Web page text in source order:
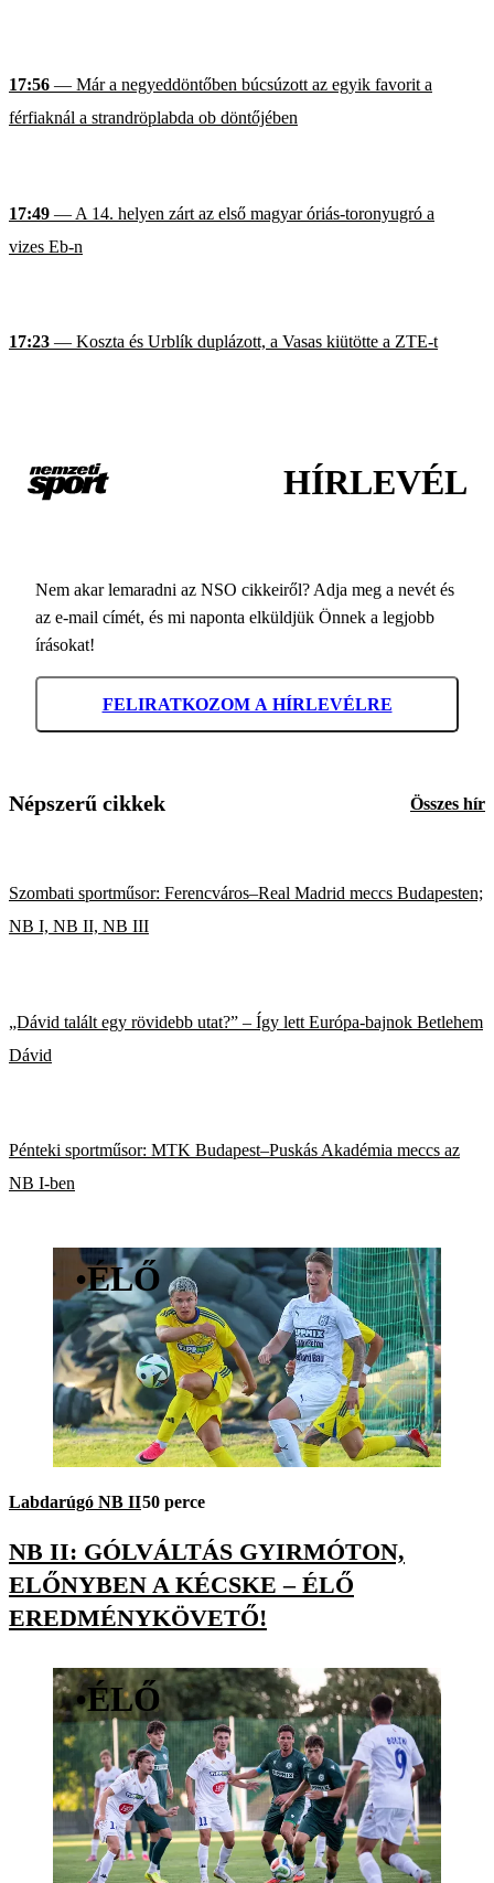
17:56 — Már a negyeddöntőben búcsúzott az egyik favorit a
férfiaknál a strandröplabda ob döntőjében
17:49 — A 14. helyen zárt az első magyar óriás-toronyugró a
vizes Eb-n
17:23 — Koszta és Urblík duplázott, a Vasas kiütötte a ZTE-t
HÍRLEVÉL
Nem akar lemaradni az NSO cikkeiről? Adja meg a nevét és
az e-mail címét, és mi naponta elküldjük Önnek a legjobb
írásokat!
FELIRATKOZOM A HÍRLEVÉLRE
Népszerű cikkek Összes hír
Szombati sportműsor: Ferencváros–Real Madrid meccs Budapesten;
NB I, NB II, NB III
„Dávid talált egy rövidebb utat?” – Így lett Európa-bajnok Betlehem
Dávid
Pénteki sportműsor: MTK Budapest–Puskás Akadémia meccs az
NB I-ben
•ÉLŐ
Labdarúgó NB II50 perce
NB II: GÓLVÁLTÁS GYIRMÓTON,
ELŐNYBEN A KÉCSKE – ÉLŐ
EREDMÉNYKÖVETŐ!
•ÉLŐ